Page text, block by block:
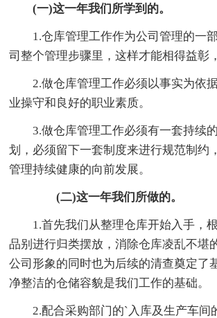
(一)这一年我们所学到的。
1.仓库管理工作作为公司管理的一
司整个管理步骤里，这样才能相得益彰
2.做仓库管理工作必须以事实为依
业操守和良好的职业素质。
3.做仓库管理工作必须有一套持续
划，必须留下一套制度来进行规范制约
管理持续健康的向前发展。
(二)这一年我们所做的。
1.首先我们从整理仓库开始入手，
品别进行归类摆放，消除仓库凌乱不堪
公司形象的同时也为后续的清查奠定了
净整洁的仓储容貌是我们工作的基础。
2.配合采购部门的`入库及生产车间